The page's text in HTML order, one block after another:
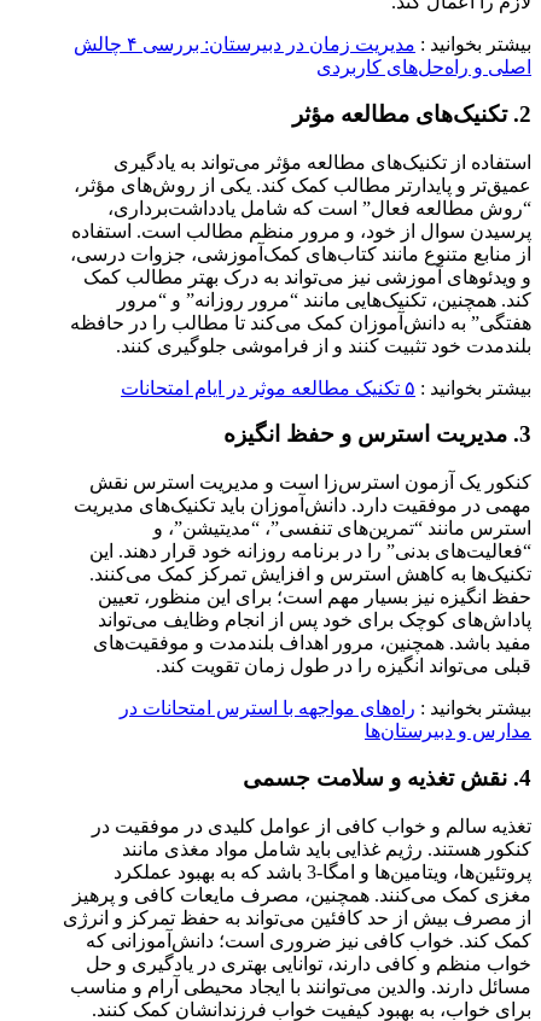
بیشتر بخوانید :
مدیریت زمان در دبیرستان: بررسی ۴ چالش
اصلی و راه‌حل‌های کاربردی
2. تکنیک‌های مطالعه مؤثر
استفاده از تکنیک‌های مطالعه مؤثر می‌تواند به یادگیری
عمیق‌تر و پایدارتر مطالب کمک کند. یکی از روش‌های مؤثر،
“روش مطالعه فعال” است که شامل یادداشت‌برداری،
پرسیدن سوال از خود، و مرور منظم مطالب است. استفاده
از منابع متنوع مانند کتاب‌های کمک‌آموزشی، جزوات درسی،
و ویدئوهای آموزشی نیز می‌تواند به درک بهتر مطالب کمک
کند. همچنین، تکنیک‌هایی مانند “مرور روزانه” و “مرور
هفتگی” به دانش‌آموزان کمک می‌کند تا مطالب را در حافظه
بلندمدت خود تثبیت کنند و از فراموشی جلوگیری کنند.
بیشتر بخوانید : ۵ تکنیک مطالعه موثر در ایام امتحانات
3. مدیریت استرس و حفظ انگیزه
کنکور یک آزمون استرس‌زا است و مدیریت استرس نقش
مهمی در موفقیت دارد. دانش‌آموزان باید تکنیک‌های مدیریت
استرس مانند “تمرین‌های تنفسی”، “مدیتیشن”، و
“فعالیت‌های بدنی” را در برنامه روزانه خود قرار دهند. این
تکنیک‌ها به کاهش استرس و افزایش تمرکز کمک می‌کنند.
حفظ انگیزه نیز بسیار مهم است؛ برای این منظور، تعیین
پاداش‌های کوچک برای خود پس از انجام وظایف می‌تواند
مفید باشد. همچنین، مرور اهداف بلندمدت و موفقیت‌های
قبلی می‌تواند انگیزه را در طول زمان تقویت کند.
بیشتر بخوانید : راه‌های مواجهه با استرس امتحانات در
مدارس و دبیرستان‌ها
4. نقش تغذیه و سلامت جسمی
تغذیه سالم و خواب کافی از عوامل کلیدی در موفقیت در
کنکور هستند. رژیم غذایی باید شامل مواد مغذی مانند
پروتئین‌ها، ویتامین‌ها و امگا-3 باشد که به بهبود عملکرد
مغزی کمک می‌کنند. همچنین، مصرف مایعات کافی و پرهیز
از مصرف بیش از حد کافئین می‌تواند به حفظ تمرکز و انرژی
کمک کند. خواب کافی نیز ضروری است؛ دانش‌آموزانی که
خواب منظم و کافی دارند، توانایی بهتری در یادگیری و حل
مسائل دارند. والدین می‌توانند با ایجاد محیطی آرام و مناسب
برای خواب، به بهبود کیفیت خواب فرزندانشان کمک کنند.